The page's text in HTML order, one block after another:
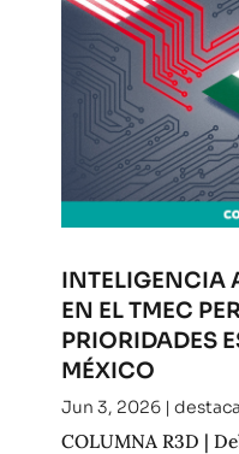
INTELIGENCIA
EN EL TMEC
PRIORIDADES
MÉXICO
Jun 3, 2026|
COLUMNA R3D |